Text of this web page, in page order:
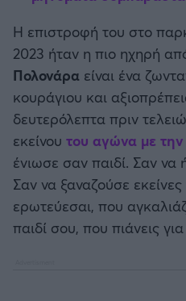
Γιουβέντους
Μίλαν
Ίντερ
Μπάγερν Μονάχου
Η επιστροφή του στο
2023 ήταν η πιο ηχηρή
Πολονάρα είναι ένα
κουράγιου και
δευτερόλεπτα πριν
εκείνου του αγώνα με
ένιωσε σαν παιδί. Σαν
Σαν να ξαναζούσε
ερωτεύεσαι, που
παιδί σου, που πιάνεις